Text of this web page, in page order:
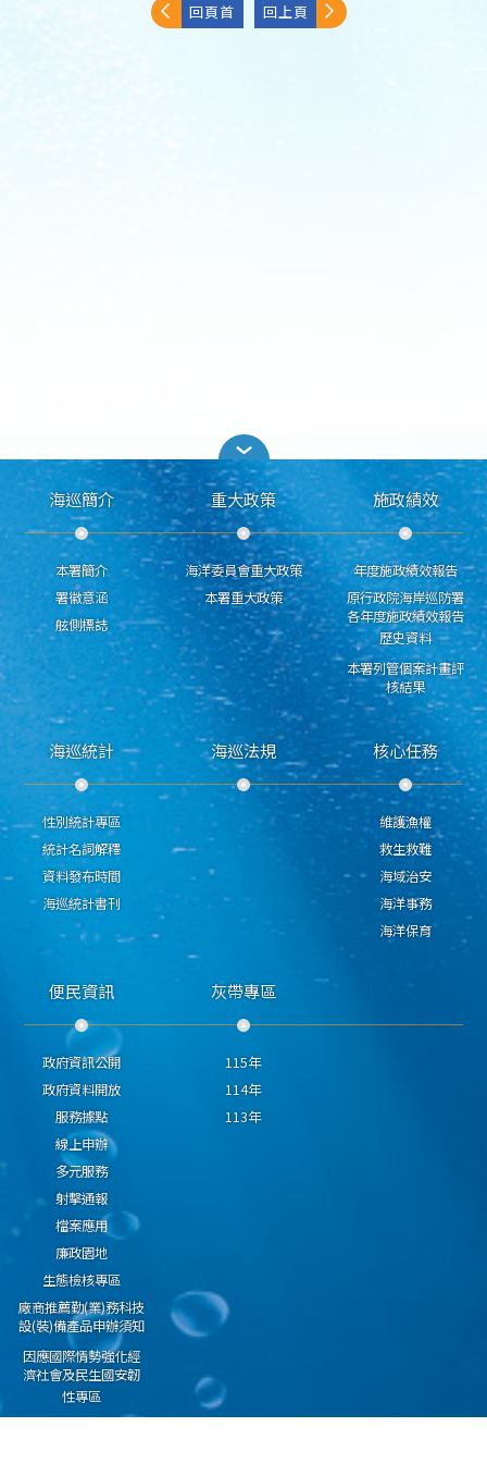
回頁首 回上頁
海巡簡介
本署簡介
署徽意涵
舷側標誌
重大政策
海洋委員會重大政策
本署重大政策
施政績效
年度施政績效報告
原行政院海岸巡防署
各年度施政績效報告
歷史資料
本署列管個案計畫評
核結果
海巡統計
性別統計專區
統計名詞解釋
資料發布時間
海巡統計書刊
海巡法規 核心任務
維護漁權
救生救難
海域治安
海洋事務
海洋保育
便民資訊
政府資訊公開
政府資料開放
服務據點
線上申辦
多元服務
射擊通報
檔案應用
廉政園地
生態檢核專區
廠商推薦勤(業)務科技
設(裝)備產品申辦須知
因應國際情勢強化經
濟社會及民生國安韌
性專區
灰帶專區
115年
114年
113年